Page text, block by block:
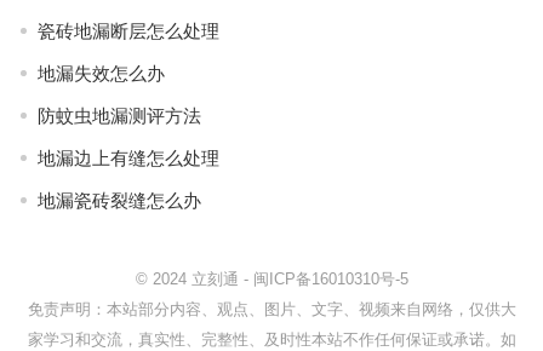
瓷砖地漏断层怎么处理
地漏失效怎么办
防蚊虫地漏测评方法
地漏边上有缝怎么处理
地漏瓷砖裂缝怎么办
© 2024 立刻通 - 闽ICP备16010310号-5
免责声明：本站部分内容、观点、图片、文字、视频来自网络，仅供大
家学习和交流，真实性、完整性、及时性本站不作任何保证或承诺。如